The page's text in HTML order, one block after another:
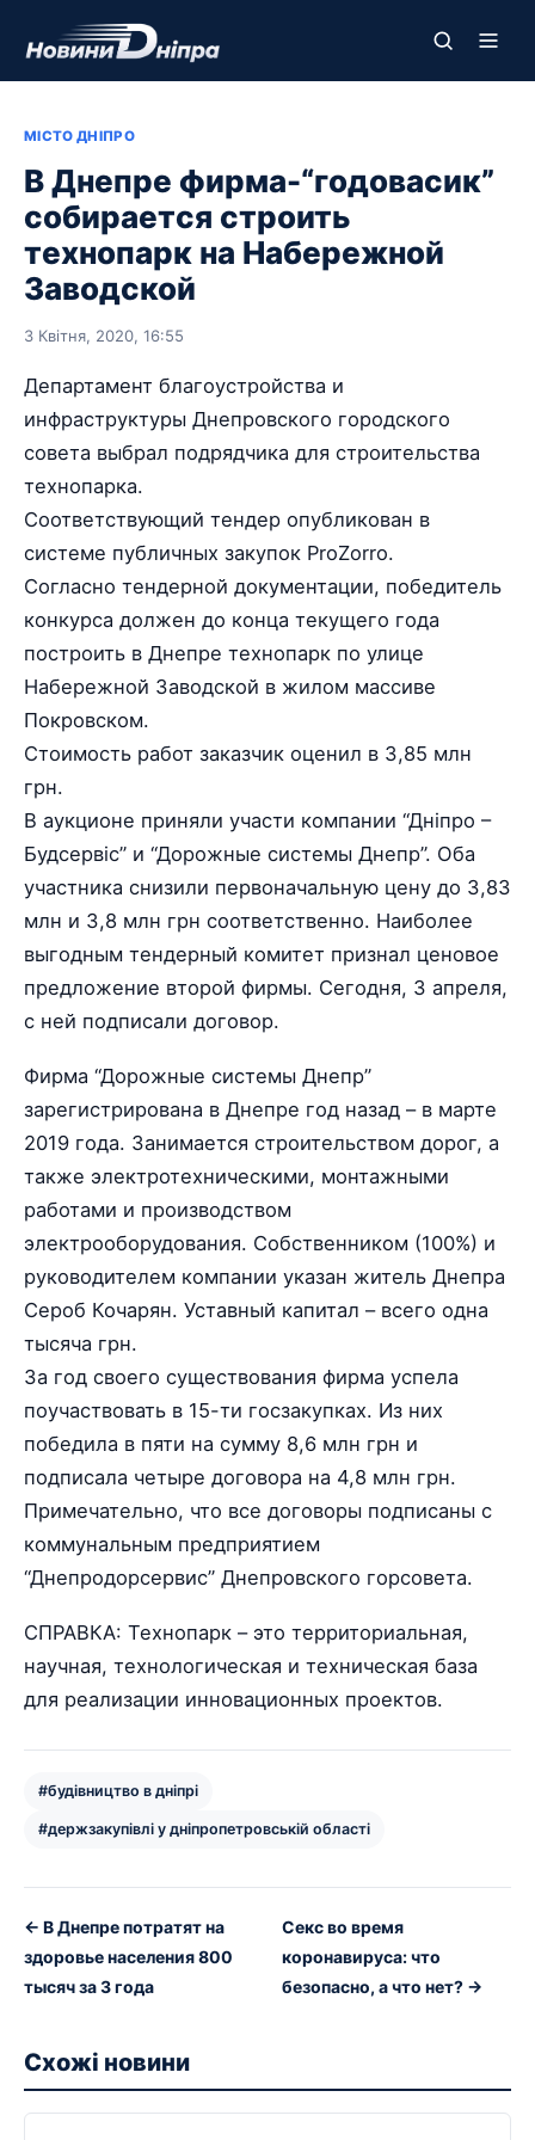
МІСТО ДНІПРО
В Днепре фирма-“годовасик”
собирается строить
технопарк на Набережной
Заводской
3 Квітня, 2020, 16:55
Департамент благоустройства и
инфраструктуры Днепровского городского
совета выбрал подрядчика для строительства
технопарка.
Соответствующий тендер опубликован в
системе публичных закупок ProZorro.
Согласно тендерной документации, победитель
конкурса должен до конца текущего года
построить в Днепре технопарк по улице
Набережной Заводской в жилом массиве
Покровском.
Стоимость работ заказчик оценил в 3,85 млн
грн.
В аукционе приняли участи компании “Дніпро –
Будсервіс” и “Дорожные системы Днепр”. Оба
участника снизили первоначальную цену до 3,83
млн и 3,8 млн грн соответственно. Наиболее
выгодным тендерный комитет признал ценовое
предложение второй фирмы. Сегодня, 3 апреля,
с ней подписали договор.
Фирма “Дорожные системы Днепр”
зарегистрирована в Днепре год назад – в марте
2019 года. Занимается строительством дорог, а
также электротехническими, монтажными
работами и производством
электрооборудования. Собственником (100%) и
руководителем компании указан житель Днепра
Сероб Кочарян. Уставный капитал – всего одна
тысяча грн.
За год своего существования фирма успела
поучаствовать в 15-ти госзакупках. Из них
победила в пяти на сумму 8,6 млн грн и
подписала четыре договора на 4,8 млн грн.
Примечательно, что все договоры подписаны с
коммунальным предприятием
“Днепродорсервис” Днепровского горсовета.
СПРАВКА: Технопарк – это территориальная,
научная, технологическая и техническая база
для реализации инновационных проектов.
#будівництво в дніпрі
#держзакупівлі у дніпропетровській області
← В Днепре потратят на
здоровье населения 800
тысяч за 3 года
Секс во время
коронавируса: что
безопасно, а что нет? →
Схожі новини